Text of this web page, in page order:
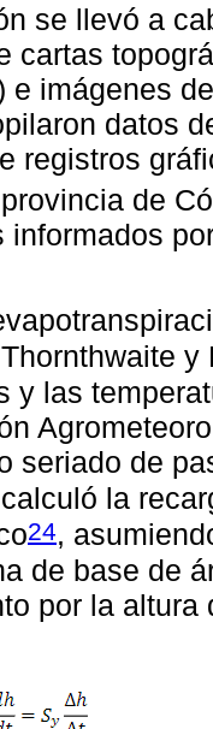
se llevó a
cartas
e imágenes
datos
registros
de
informados
y
y las
seriado de
la
24,
de base de
por la altura